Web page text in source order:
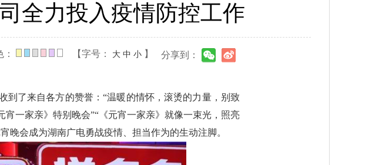
全力投入疫情防控工作
： 【字号： 大 中 小 】 分享到：
到了来自各方的赞誉：“温暖的情怀，滚烫的力量，别致
一家亲》特别晚会”“《元宵一家亲》就像一束光，照亮
晚会成为湖南广电勇战疫情、担当作为的生动注脚。